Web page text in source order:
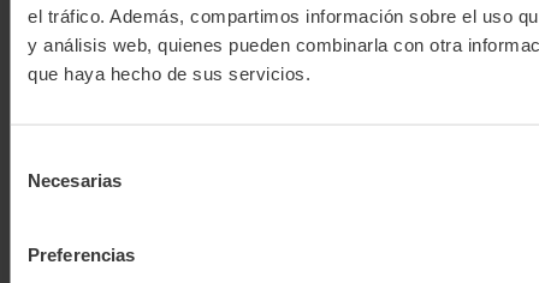
el tráfico. Además, compartimos información sobre el uso
y análisis web, quienes pueden combinarla con otra
que haya hecho de sus servicios.
Necesarias
Preferencias